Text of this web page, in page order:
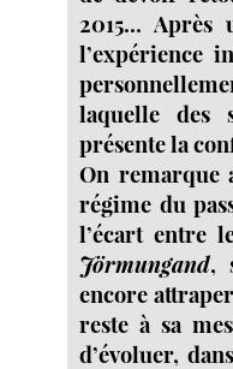
2015...
l’expérience
laquelle des
présente la
On remarque
régime du
l’écart entre
Jörmungand,
encore
reste à sa
d’évoluer,